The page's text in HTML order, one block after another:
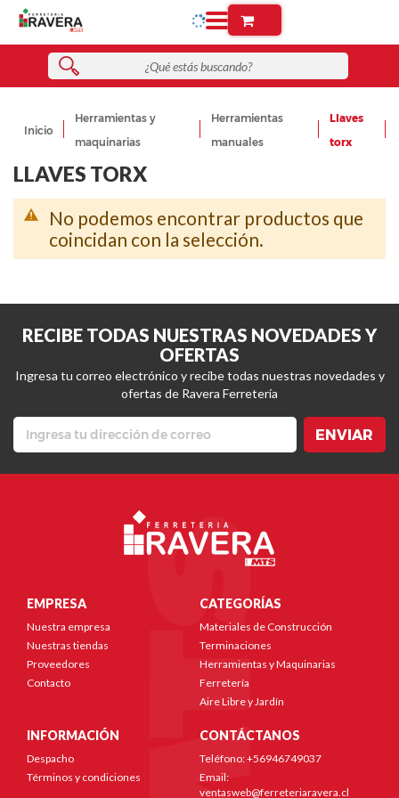
Inicio
Herramientas y
maquinarias
Herramientas
manuales
Llaves
torx
LLAVES TORX
No podemos encontrar productos que
coincidan con la selección.
RECIBE TODAS NUESTRAS NOVEDADES Y
OFERTAS
Ingresa tu correo electrónico y recibe todas nuestras novedades y
ofertas de Ravera Ferretería
ENVIAR
EMPRESA
Nuestra empresa
Nuestras tiendas
Proveedores
Contacto
CATEGORÍAS
Materiales de Construcción
Terminaciones
Herramientas y Maquinarias
Ferretería
Aire Libre y Jardín
INFORMACIÓN
Despacho
Términos y condiciones
CONTÁCTANOS
Teléfono: +56946749037
Email:
ventasweb@ferreteriaravera.cl